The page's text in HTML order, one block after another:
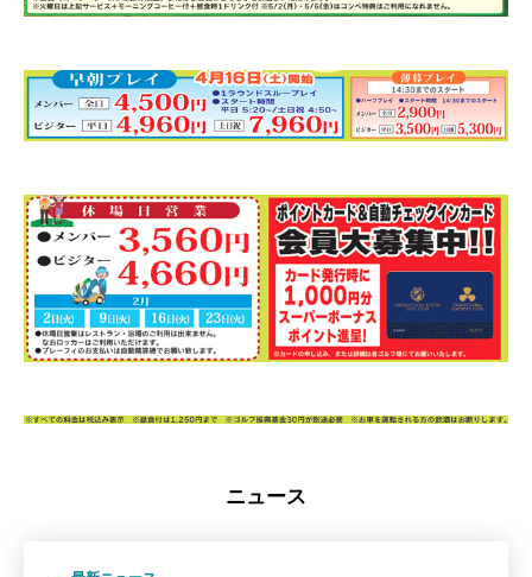
ニュース